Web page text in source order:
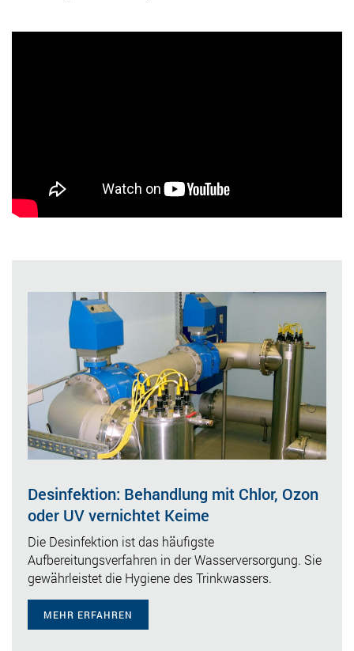
Desinfektion: Behandlung mit Chlor, Ozon
oder UV vernichtet Keime
Die Desinfektion ist das häufigste
Aufbereitungsverfahren in der Wasserversorgung. Sie
gewährleistet die Hygiene des Trinkwassers.
MEHR ERFAHREN